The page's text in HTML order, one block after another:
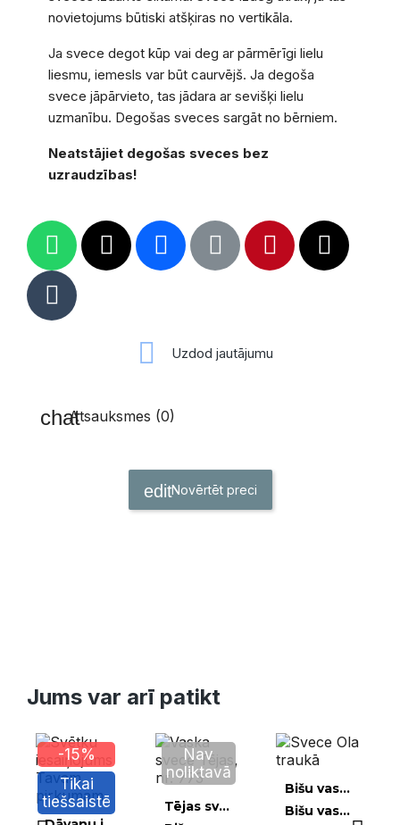
novietojums būtiski atšķiras no vertikāla.
Ja svece degot kūp vai deg ar pārmērīgi lielu
liesmu, iemesls var būt caurvējš. Ja degoša
svece jāpārvieto, tas jādara ar sevišķi lielu
uzmanību. Degošas sveces sargāt no bērniem.
Neatstājiet degošas sveces bez
uzraudzības!
Uzdod jautājumu
Atsauksmes (0)
Novērtēt preci
Jums var arī patikt
Ātrais skats
-15%
Tikai
tiešsaistē
Ātrais skats
Nav
noliktavā
Tējas sveces un peldošās sveces
Ātrais skatsBišu vaska sveces
Bišu vaska svece Ola traukā